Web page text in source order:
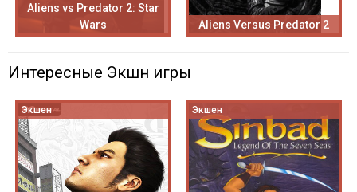
Aliens vs Predator 2: Star
Wars
Aliens Versus Predator 2
Интересные Экшн игры
Экшен Экшен